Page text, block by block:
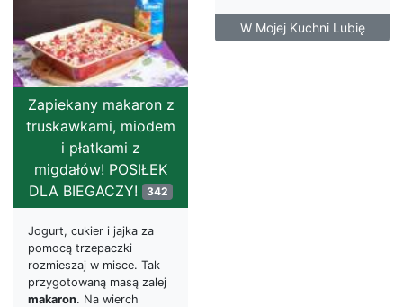
W Mojej Kuchni Lubię
Zapiekany makaron z
truskawkami, miodem
i płatkami z
migdałów! POSIŁEK
DLA BIEGACZY! 342
Jogurt, cukier i jajka za
pomocą trzepaczki
rozmieszaj w misce. Tak
przygotowaną masą zalej
makaron. Na wierch